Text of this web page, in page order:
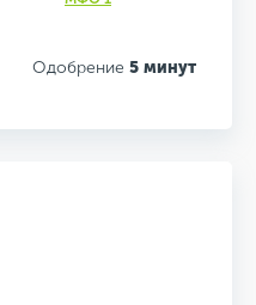
Одобрение 5 минут